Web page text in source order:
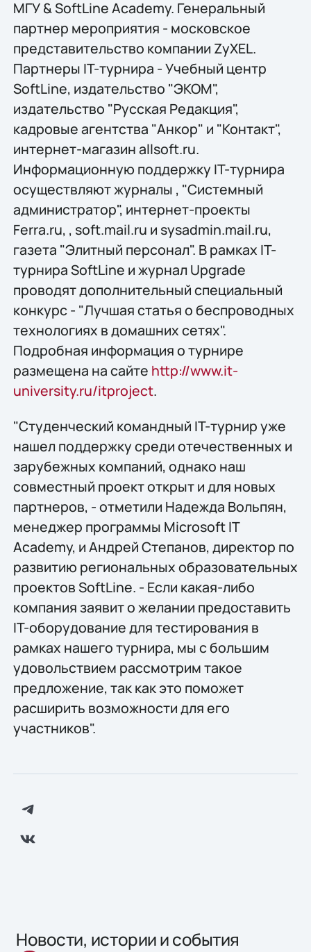
МГУ & SoftLine Academy. Генеральный
партнер мероприятия - московское
представительство компании ZyXEL.
Партнеры IT-турнира - Учебный центр
SoftLine, издательство "ЭКОМ",
издательство "Русская Редакция",
кадровые агентства "Анкор" и "Контакт",
интернет-магазин allsoft.ru.
Информационную поддержку IT-турнира
осуществляют журналы , "Системный
администратор", интернет-проекты
Ferra.ru, , soft.mail.ru и sysadmin.mail.ru,
газета "Элитный персонал". В рамках IT-
турнира SoftLine и журнал Upgrade
проводят дополнительный специальный
конкурс - "Лучшая статья о беспроводных
технологиях в домашних сетях".
Подробная информация о турнире
размещена на сайте http://www.it-
university.ru/itproject.
"Студенческий командный IT-турнир уже
нашел поддержку среди отечественных и
зарубежных компаний, однако наш
совместный проект открыт и для новых
партнеров, - отметили Надежда Вольпян,
менеджер программы Microsoft IT
Academy, и Андрей Степанов, директор по
развитию региональных образовательных
проектов SoftLine. - Если какая-либо
компания заявит о желании предоставить
IT-оборудование для тестирования в
рамках нашего турнира, мы c большим
удовольствием рассмотрим такое
предложение, так как это поможет
расширить возможности для его
участников".
Новости, истории и события